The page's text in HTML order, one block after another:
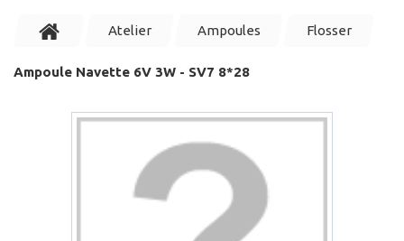
Atelier Ampoules Flosser
Ampoule Navette 6V 3W - SV7 8*28